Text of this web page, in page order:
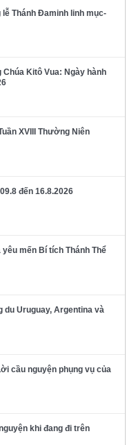
Thánh Đaminh linh mục-
Kitô Vua: Ngày hành
XVIII Thường Niên
đến 16.8.2026
mến Bí tích Thánh Thể
du Uruguay, Argentina và
cầu nguyện phụng vụ của
khi đang đi trên